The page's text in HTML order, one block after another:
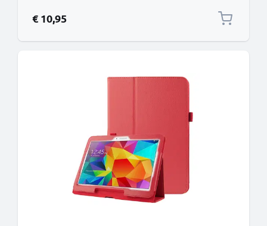
klaphoes bookstyle - touchscreen
€ 10,95